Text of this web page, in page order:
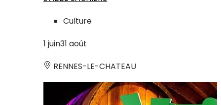
Culture
1 juin31 août
RENNES-LE-CHATEAU